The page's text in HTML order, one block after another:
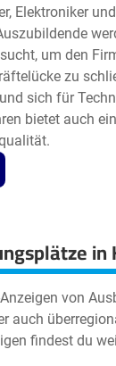
Elektroniker und
um den
zu
sich für
bietet auch
in
von
auch
findest du